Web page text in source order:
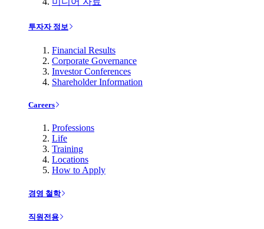
투자자 정보
Financial Results
Corporate Governance
Investor Conferences
Shareholder Information
Careers
Professions
Life
Training
Locations
How to Apply
경영 철학
직원전용